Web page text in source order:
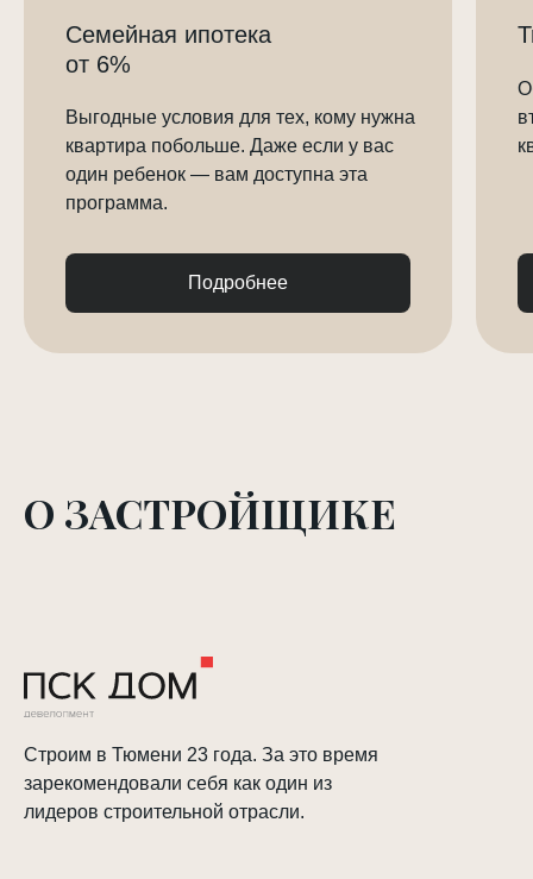
Семейная ипотека
от 6%
Выгодные условия для тех, кому нужна
квартира побольше. Даже если у вас
один ребенок — вам доступна эта
программа.
Подробнее
О ЗАСТРОЙЩИКЕ
Строим в Тюмени 23 года. За это время
зарекомендовали себя как один из
лидеров строительной отрасли.